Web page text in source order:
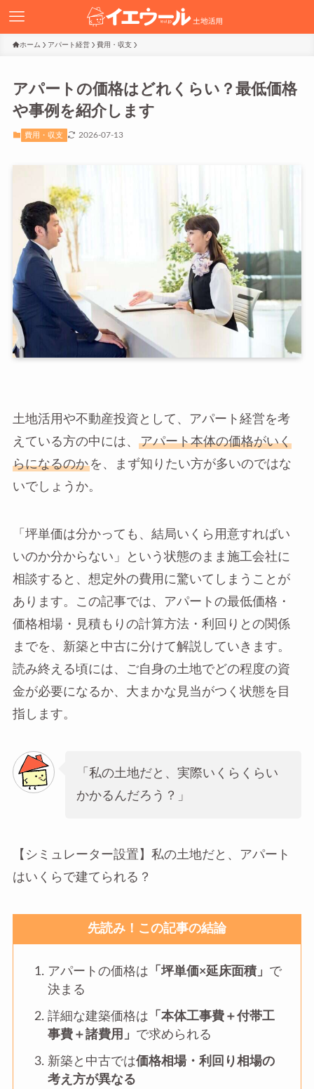
ホーム アパート経営 費用・収支
アパートの価格はどれくらい？最低価格
や事例を紹介します
費用・収支 2026-07-13
土地活用や不動産投資として、アパート経営を考
えている方の中には、
アパート本体の価格がいく
らになるのかを、まず知りたい方が多いのではな
いでしょうか。
「坪単価は分かっても、結局いくら用意すればい
いのか分からない」という状態のまま施工会社に
相談すると、想定外の費用に驚いてしまうことが
あります。この記事では、アパートの最低価格・
価格相場・見積もりの計算方法・利回りとの関係
までを、新築と中古に分けて解説していきます。
読み終える頃には、ご自身の土地でどの程度の資
金が必要になるか、大まかな見当がつく状態を目
指します。
「私の土地だと、実際いくらくらい
かかるんだろう？」
【シミュレーター設置】私の土地だと、アパート
はいくらで建てられる？
先読み！この記事の結論
アパートの価格は 「坪単価×延床面積」 で
決まる
詳細な建築価格は 「本体工事費＋付帯工
事費＋諸費用」 で求められる
新築と中古では価格相場・利回り相場の
考え方が異なる